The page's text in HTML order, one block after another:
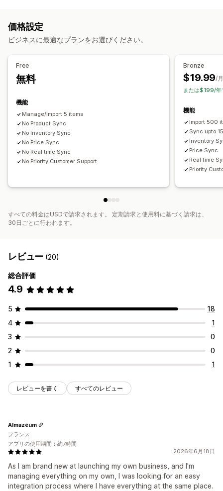
一括インポート
注文管理
価格設定
ビジネスに最適なプランをお選びください。
Free
無料
機能
Manage/Import 5 items
No Product Sync
No Inventory Sync
No Price Sync
No Real time Sync
No Priority Customer Support
Bronze
$19.99/
または$199/年
機能
Import 500
Sync upto
Inventory
Price Sync
Real time
Priority
すべての料金はUSDで請求されます。 定期請求と使用料に基づく請求は、
30日ごとに行われます。
レビュー (20)
総合評価
4.9
5
18
4
1
3
0
2
0
1
1
レビューを書く すべてのレビュー
2026年6月18日
As I am brand new at launching my own business, and I'm
managing everything on my own, I was looking for an easy
integration process where I have everything at the same place.
Almazéum
フランス
アプリの使用期間：約7時間